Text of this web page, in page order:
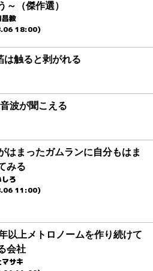
～（傑作選）
昌教
18:00)
は触ると剥がれる
波が聞こえる
はまったガムランに自分もはま
みる
しろ
11:00)
以上メトロノームを作り続けて
会社
サキ